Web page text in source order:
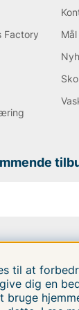
Factory
sociale
til at
dig en